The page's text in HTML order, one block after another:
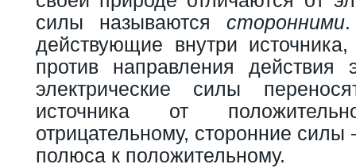
силы называются сторонними
действующие внутри
против направления действия
электрические силы
источника от
отрицательному, сторонние силы
полюса к положительному.